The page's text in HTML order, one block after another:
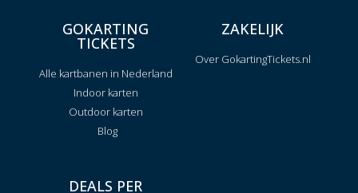
GOKARTING
TICKETS
Alle kartbanen in Nederland
Indoor karten
Outdoor karten
Blog
ZAKELIJK
Over GokartingTickets.nl
DEALS PER